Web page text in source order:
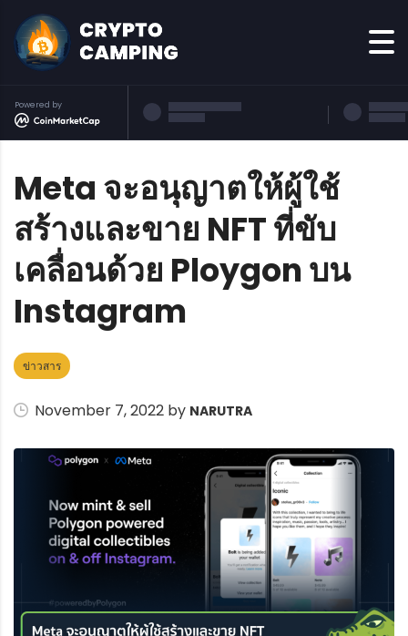
Powered by
Meta จะอนุญาตให้ผู้ใช้
สร้างและขาย NFT ที่ขับ
เคลื่อนด้วย Ploygon บน
Instagram
ข่าวสาร
November 7, 2022 by NARUTRA